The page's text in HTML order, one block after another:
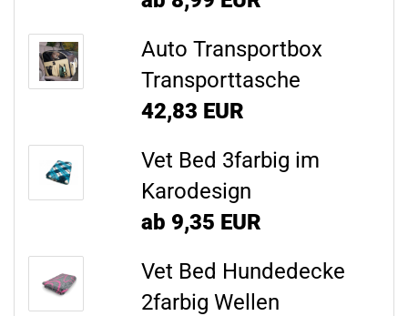
Auto Transportbox
Transporttasche
42,83 EUR
Vet Bed 3farbig im
Karodesign
ab 9,35 EUR
Vet Bed Hundedecke
2farbig Wellen